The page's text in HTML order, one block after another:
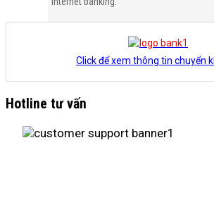
Click để xem thông tin chuyển
Hotline tư vấn